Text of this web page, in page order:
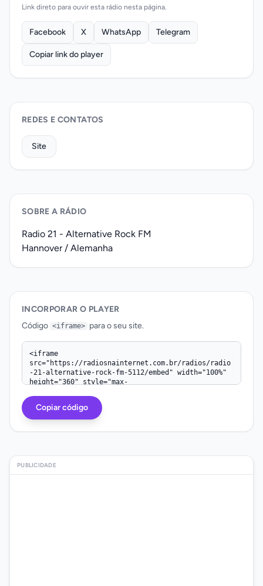
Link direto para ouvir esta rádio nesta página.
Facebook X WhatsApp Telegram
Copiar link do player
REDES E CONTATOS
Site
SOBRE A RÁDIO
Radio 21 - Alternative Rock FM
Hannover / Alemanha
INCORPORAR O PLAYER
Código <iframe> para o seu site.
Copiar código
PUBLICIDADE